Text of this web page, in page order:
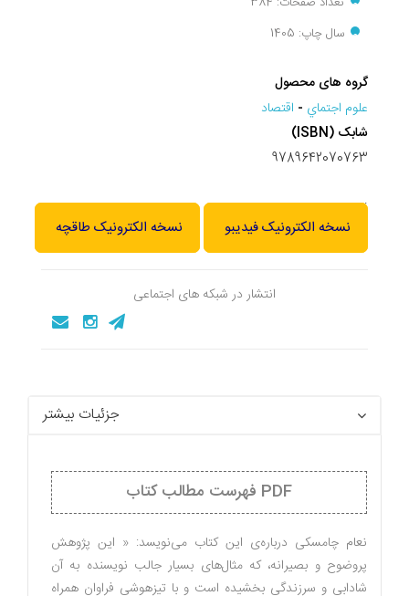
سال چاپ: 1405
گروه های محصول
علوم اجتماي - اقتصاد
شابک (ISBN)
9789642070763
.
نسخه الکترونیک فیدیبو نسخه الکترونیک طاقچه
انتشار در شبکه های اجتماعی
جزئیات بیشتر
PDF فهرست مطالب کتاب
نعام چامسکی درباره‌ی این کتاب می‌نویسد: « این پژوهش
پروضوح و بصیرانه، که مثال‌های بسیار جالب نویسنده به آن
شادابی و سرزندگی بخشیده است و با تیزهوشی فراوان همراه